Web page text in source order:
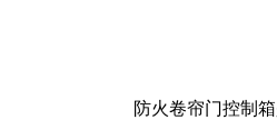
防火卷帘门控制